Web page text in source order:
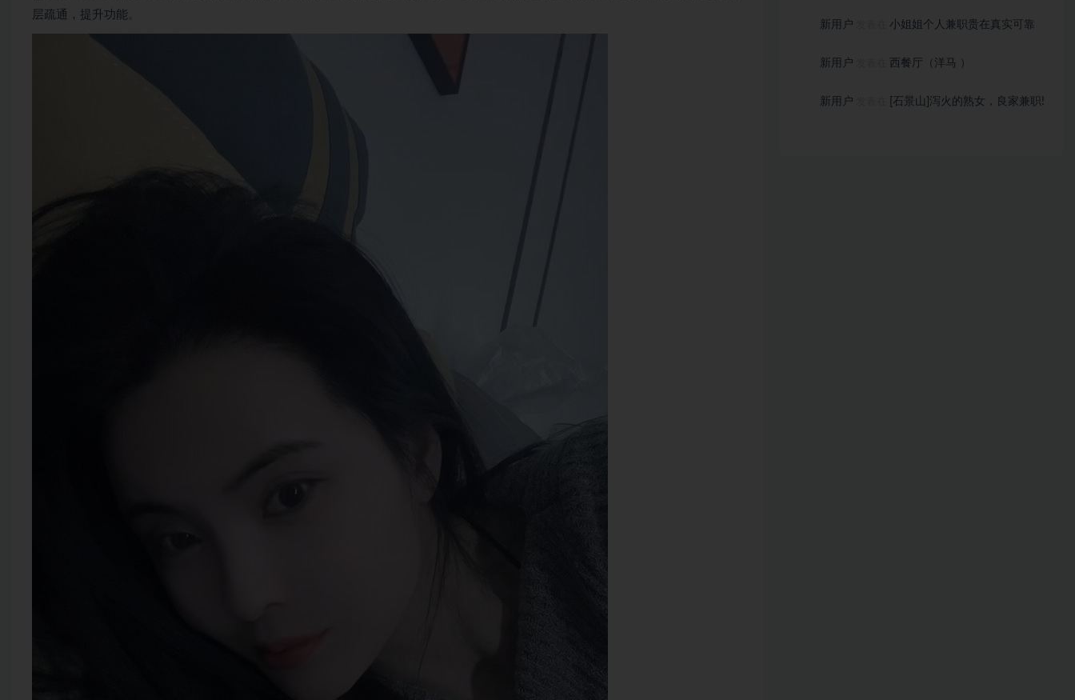
层疏通，提升功能。
新用户 小姐姐个人兼职贵在真实可靠
新用户 西餐厅（洋马 ）
新用户 [石景山]泻火的熟女，良家兼职!